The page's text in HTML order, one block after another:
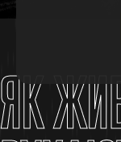
ЯК